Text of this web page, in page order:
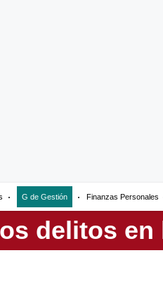
G de Gestión Finanzas Personales